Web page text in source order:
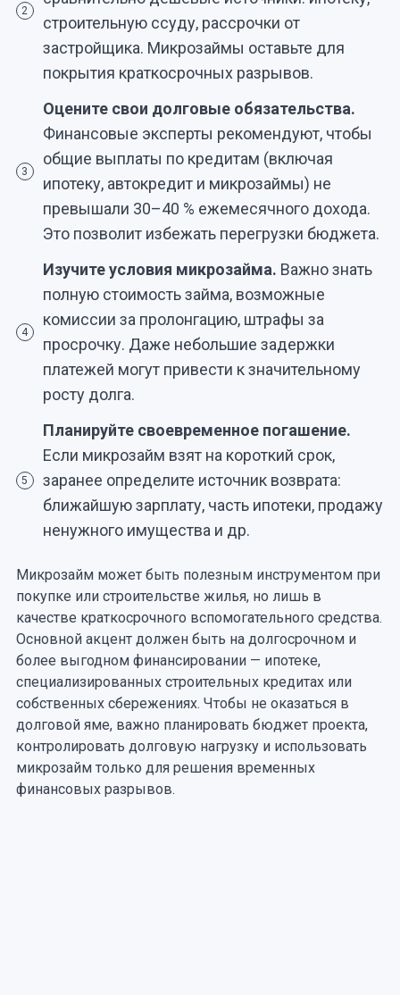
2
строительную ссуду, рассрочки от
застройщика. Микрозаймы оставьте для
покрытия краткосрочных разрывов.
3
Оцените свои долговые обязательства.
Финансовые эксперты рекомендуют, чтобы
общие выплаты по кредитам (включая
ипотеку, автокредит и микрозаймы) не
превышали 30–40 % ежемесячного дохода.
Это позволит избежать перегрузки бюджета.
4
Изучите условия микрозайма. Важно знать
полную стоимость займа, возможные
комиссии за пролонгацию, штрафы за
просрочку. Даже небольшие задержки
платежей могут привести к значительному
росту долга.
5
Планируйте своевременное погашение.
Если микрозайм взят на короткий срок,
заранее определите источник возврата:
ближайшую зарплату, часть ипотеки, продажу
ненужного имущества и др.
Микрозайм может быть полезным инструментом при
покупке или строительстве жилья, но лишь в
качестве краткосрочного вспомогательного средства.
Основной акцент должен быть на долгосрочном и
более выгодном финансировании — ипотеке,
специализированных строительных кредитах или
собственных сбережениях. Чтобы не оказаться в
долговой яме, важно планировать бюджет проекта,
контролировать долговую нагрузку и использовать
микрозайм только для решения временных
финансовых разрывов.